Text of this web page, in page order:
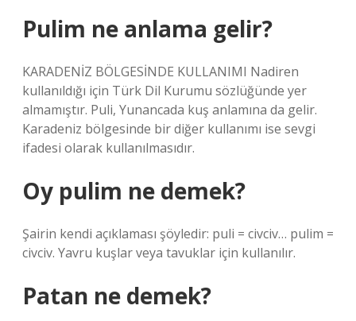
Pulim ne anlama gelir?
KARADENİZ BÖLGESİNDE KULLANIMI Nadiren
kullanıldığı için Türk Dil Kurumu sözlüğünde yer
almamıştır. Puli, Yunancada kuş anlamına da gelir.
Karadeniz bölgesinde bir diğer kullanımı ise sevgi
ifadesi olarak kullanılmasıdır.
Oy pulim ne demek?
Şairin kendi açıklaması şöyledir: puli = civciv… pulim =
civciv. Yavru kuşlar veya tavuklar için kullanılır.
Patan ne demek?